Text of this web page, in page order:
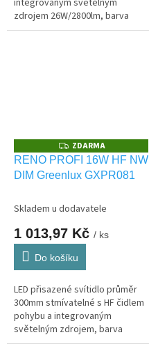
integrovaným světelným
zdrojem 26W/2800lm, barva
světla NW-neutrální bílá. s HF
Z
D
A
R
ZDARMA
RENO PROFI 16W HF NW
DIM Greenlux GXPR081
Skladem u dodavatele
1 013,97 Kč / ks
Do košíku
LED přisazené svítidlo průměr
300mm stmívatelné s HF čidlem
pohybu a integrovaným
světelným zdrojem, barva
světla NW-neutrální bílá. Vhodná